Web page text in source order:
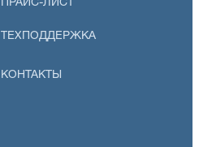
ПРАЙС-ЛИСТ
ТЕХПОДДЕРЖКА
КОНТАКТЫ